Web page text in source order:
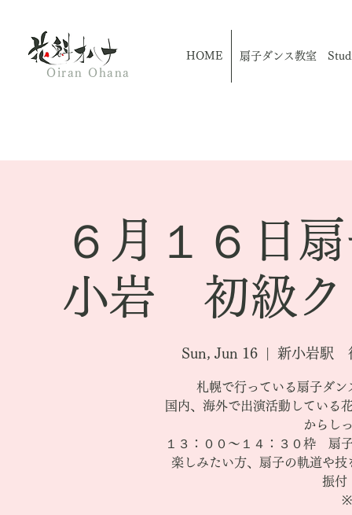
Oiran Ohana
HOME 扇子ダンス教室
６月１６日
小岩 初級
Sun, Jun 16 新小岩駅
札幌で行っている扇子ダ
国内、海外で出演活動している
からし
１３：００～１４：３０枠 扇
楽しみたい方、扇子の軌道や
振付
※